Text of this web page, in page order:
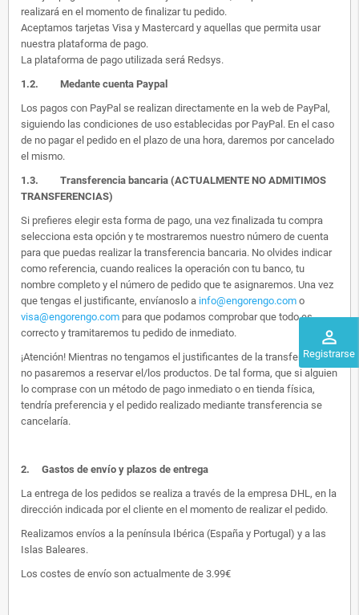
perm_identity
Registrarse
realizará en el momento de finalizar tu pedido.
Aceptamos tarjetas Visa y Mastercard y aquellas que permita usar
nuestra plataforma de pago.
La plataforma de pago utilizada será Redsys.
1.2. Medante cuenta Paypal
Los pagos con PayPal se realizan directamente en la web de PayPal,
siguiendo las condiciones de uso establecidas por PayPal. En el caso
de no pagar el pedido en el plazo de una hora, daremos por cancelado
el mismo.
1.3. Transferencia bancaria (ACTUALMENTE NO ADMITIMOS
TRANSFERENCIAS)
Si prefieres elegir esta forma de pago, una vez finalizada tu compra
selecciona esta opción y te mostraremos nuestro número de cuenta
para que puedas realizar la transferencia bancaria. No olvides indicar
como referencia, cuando realices la operación con tu banco, tu
nombre completo y el número de pedido que te asignaremos. Una vez
que tengas el justificante, envíanoslo a info@engorengo.com o
visa@engorengo.com para que podamos comprobar que todo es
correcto y tramitaremos tu pedido de inmediato.
¡Atención! Mientras no tengamos el justificantes de la transferencia,
no pasaremos a reservar el/los productos. De tal forma, que si alguien
lo comprase con un método de pago inmediato o en tienda física,
tendría preferencia y el pedido realizado mediante transferencia se
cancelaría.
2. Gastos de envío y plazos de entrega
La entrega de los pedidos se realiza a través de la empresa DHL, en la
dirección indicada por el cliente en el momento de realizar el pedido.
Realizamos envíos a la península Ibérica (España y Portugal) y a las
Islas Baleares.
Los costes de envío son actualmente de 3.99€